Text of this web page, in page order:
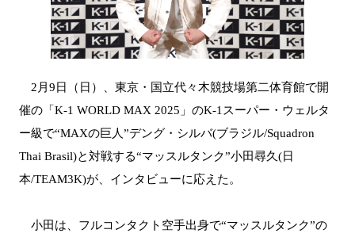
2月9日（日）、東京・国立代々木競技場第二体育館で開
催の「K-1 WORLD MAX 2025」のK-1スーパー・ウェルタ
ー級で“MAXの巨人”デング・シルバ(ブラジル/Squadron
Thai Brasil)と対戦する“マッスルタンク”小田尋久(日
本/TEAM3K)が、インタビューに応えた。
小田は、フルコンタクト空手出身で“マッスルタンク”の